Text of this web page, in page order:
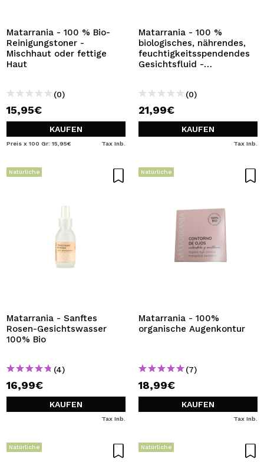
Durch die Erstellung eines Kontos bei Maquillalia.de
können Sie Ihre Einkäufe schnell tätigen, den Status Ihrer
Bestellungen überprüfen und Ihre bisherigen Vorgänge
BENUTZERKONTO ERSTELLEN
Matarrania - 100 % Bio-
Reinigungstoner -
Mischhaut oder fettige
Haut
(0)
15,95€
KAUFEN
Preis x 100 Gr: 15,95€ Tax Inb.
Matarrania - 100 %
biologisches, nährendes,
feuchtigkeitsspendendes
Gesichtsfluid -
(0)
21,99€
KAUFEN
Tax Inb.
Natürliche
Matarrania - Sanftes
Rosen-Gesichtswasser
100% Bio
(4)
16,99€
KAUFEN
Tax Inb.
Natürliche
Matarrania - 100%
organische Augenkontur
(7)
18,99€
KAUFEN
Tax Inb.
Natürliche Natürliche